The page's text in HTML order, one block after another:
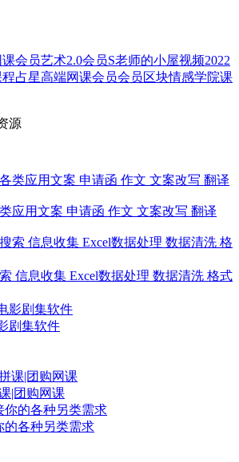
课会员艺术2.0会员S老师的小屋视频2022
占星高端网课会员会员区块情感学院课
源
应用文案 申请函 作文 文案改写 翻译
信息收集 Excel数据处理 数据清洗 格式
剧集软件
|团购网课
的各种另类需求